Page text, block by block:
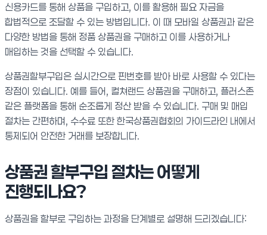
신용카드를 통해 상품을 구입하고, 이를 활용해 필요 자금을
합법적으로 조달할 수 있는 방법입니다. 이 때 모바일 상품권과 같은
다양한 방법을 통해 정품 상품권을 구매하고 이를 사용하거나
매입하는 것을 선택할 수 있습니다.
상품권할부구입은 실시간으로 핀번호를 받아 바로 사용할 수 있다는
장점이 있습니다. 예를 들어, 컬쳐랜드 상품권을 구매하고, 플러스존
같은 플랫폼을 통해 순조롭게 정산 받을 수 있습니다. 구매 및 매입
절차는 간편하며, 수수료 또한 한국상품권협회의 가이드라인 내에서
통제되어 안전한 거래를 보장합니다.
상품권 할부구입 절차는 어떻게
진행되나요?
상품권을 할부로 구입하는 과정을 단계별로 설명해 드리겠습니다: